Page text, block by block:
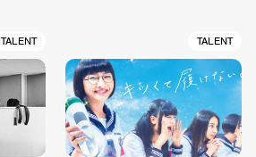
TALENT TALENT